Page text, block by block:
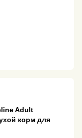
Adult
корм для